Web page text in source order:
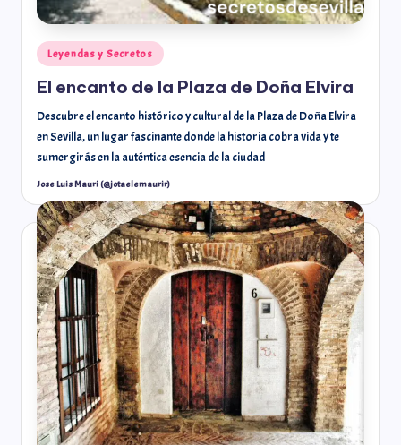
Leyendas y Secretos
El encanto de la Plaza de Doña Elvira
Descubre el encanto histórico y cultural de la Plaza de Doña Elvira
en Sevilla, un lugar fascinante donde la historia cobra vida y te
sumergirás en la auténtica esencia de la ciudad
Jose Luis Mauri (@jotaelemaurir)